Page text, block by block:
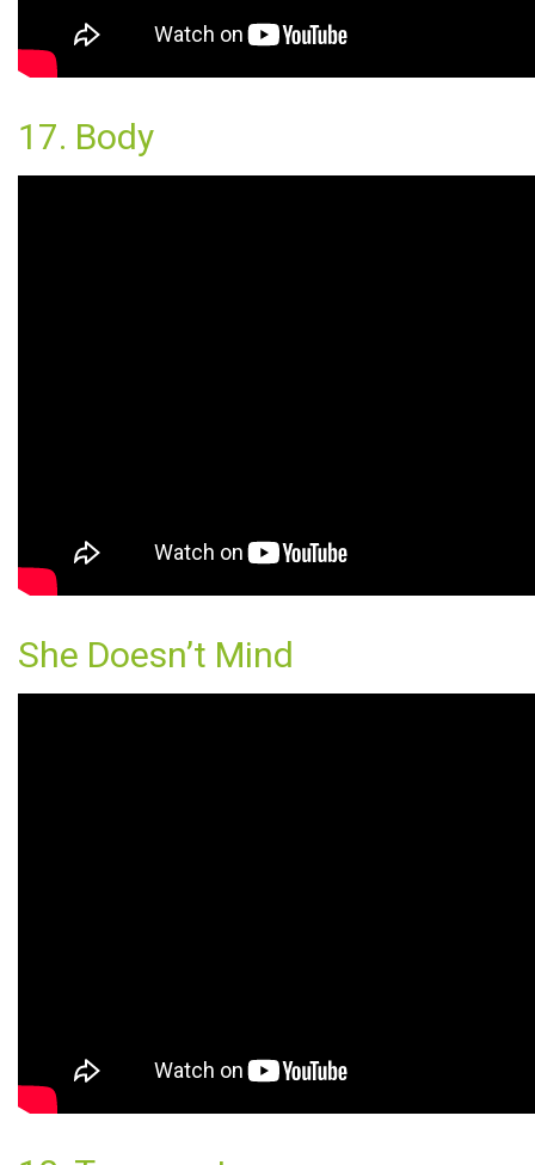
17. Body
She Doesn’t Mind